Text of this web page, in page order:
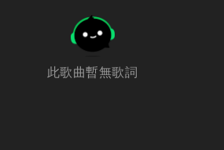
此歌曲暫無歌詞